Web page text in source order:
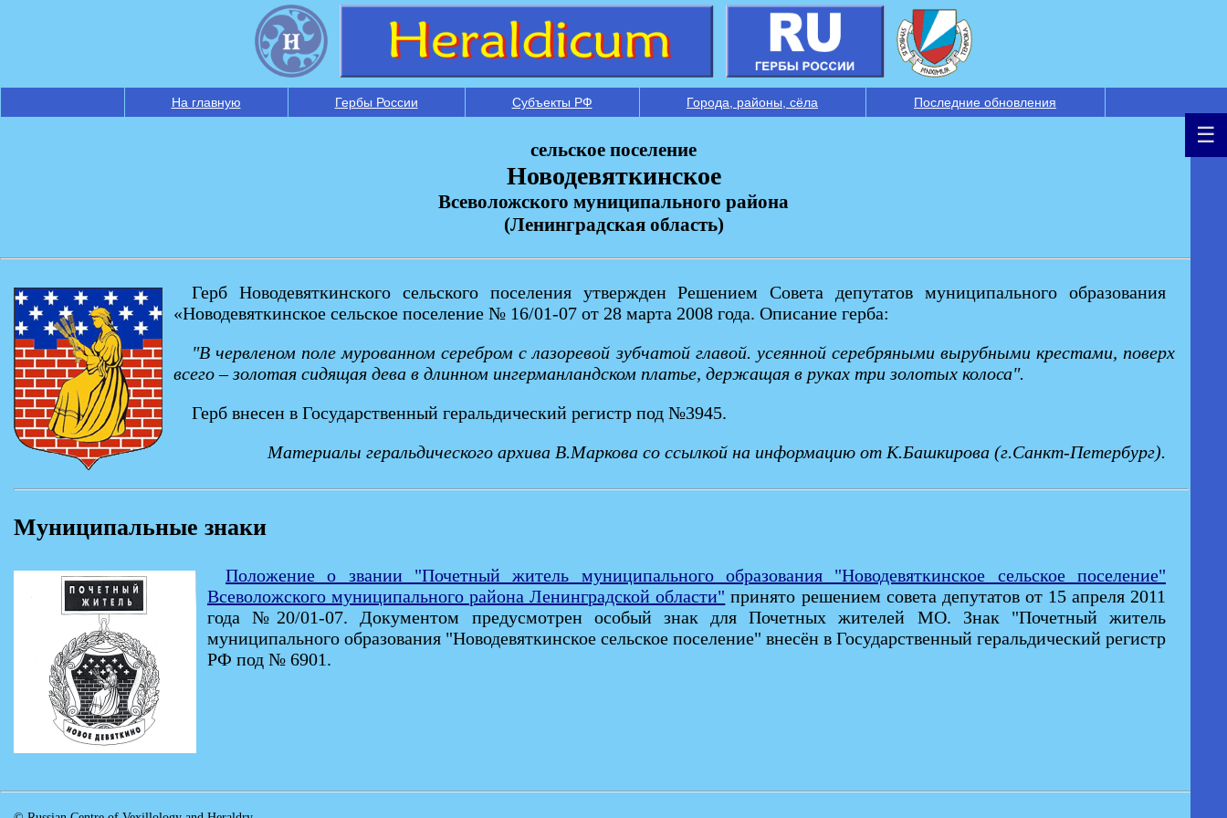
На главную Гербы России Субъекты РФ Города, районы, сёла Последние обновления
сельское поселение
Новодевяткинское
Всеволожского муниципального района
(Ленинградская область)
Герб Новодевяткинского сельского поселения утвержден Решением Совета депутатов муниципального образования
«Новодевяткинское сельское поселение № 16/01-07 от 28 марта 2008 года. Описание герба:
"В червленом поле мурованном серебром с лазоревой зубчатой главой. усеянной серебряными вырубными крестами, поверх
всего – золотая сидящая дева в длинном ингерманландском платье, держащая в руках три золотых колоса".
Герб внесен в Государственный геральдический регистр под №3945.
Материалы геральдического архива В.Маркова cо ссылкой на информацию от К.Башкирова (г.Санкт-Петербург).
Муниципальные знаки
Положение о звании "Почетный житель муниципального образования "Новодевяткинское сельское поселение"
Всеволожского муниципального района Ленинградской области" принято решением совета депутатов от 15 апреля 2011
года №20/01-07. Документом предусмотрен особый знак для Почетных жителей МО. Знак "Почетный житель
муниципального образования "Новодевяткинское сельское поселение" внесён в Государственный геральдический регистр
РФ под № 6901.